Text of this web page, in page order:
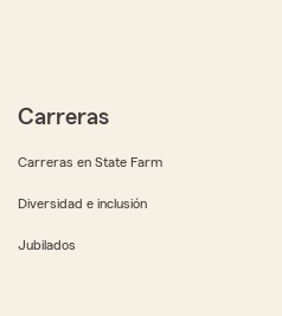
Carreras
Carreras en State Farm
Diversidad e inclusión
Jubilados